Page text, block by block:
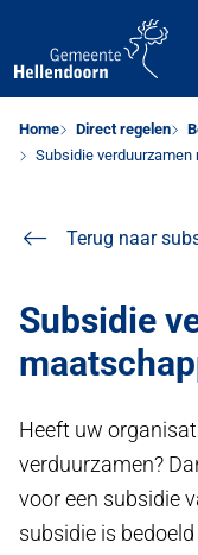
Home Direct regelen
Subsidie
Terug naar
Subsidie
Heeft uw
verduurzamen?
voor een subsidie
subsidie is